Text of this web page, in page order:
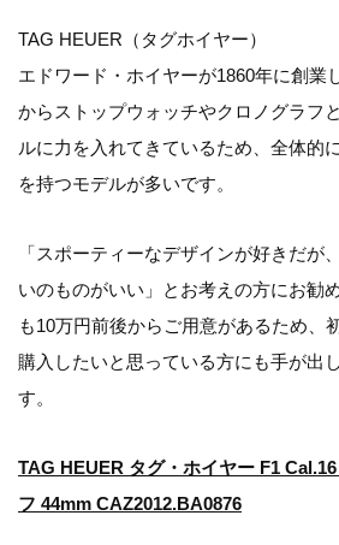
TAG HEUER（タグホイヤー）
エドワード・ホイヤーが1860年に創業
からストップウォッチやクロノグラフ
ルに力を入れてきているため、全体的
を持つモデルが多いです。
「スポーティーなデザインが好きだが
いのものがいい」とお考えの方にお勧
も10万円前後からご用意があるため、
購入したいと思っている方にも手が出
す。
TAG HEUER タグ・ホイヤー F1
フ 44mm CAZ2012.BA0876